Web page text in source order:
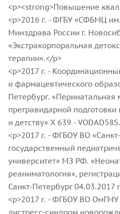
<p><strong>Повышение
<p>2016 г. - ФГБУ «СФБМЦ
Минздрава России г.
«Экстракорпоральная
терапии».</p>
<p>2017 г. -
и фармацевтического
Петербург. «Перинатальная
прегравидарной
и детству» X 639 -
<p>2017 г. - ФГБОУ ВО
государственный
университет» МЗ РФ.
реаниматология»,
Санкт-Петербург 04.03.2017
<p>2017 г. - ФГБОУ ВО